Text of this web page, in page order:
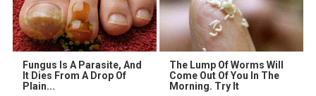
Fungus Is A Parasite, And
It Dies From A Drop Of
Plain...
The Lump Of Worms Will
Come Out Of You In The
Morning. Try It